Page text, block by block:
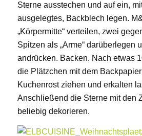
Sterne ausstechen und auf ein,
ausgelegtes, Backblech legen.
„Körpermitte“ verteilen, zwei
Spitzen als „Arme“ darüberlegen
andrücken. Backen. Nach etwas
die Plätzchen mit dem
Kuchenrost ziehen und erkalten
Anschließend die Sterne mit den
beliebig dekorieren.